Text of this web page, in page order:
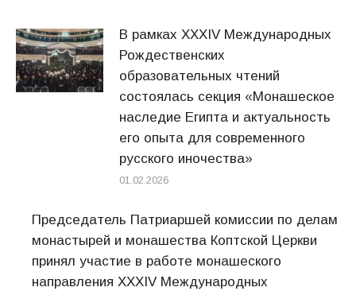
В рамках XXXIV Международных
Рождественских
образовательных чтений
состоялась секция «Монашеское
наследие Египта и актуальность
его опыта для современного
русского иночества»
01.02.2026
Председатель Патриаршей комиссии по делам
монастырей и монашества Коптской Церкви
принял участие в работе монашеского
направления XXXIV Международных